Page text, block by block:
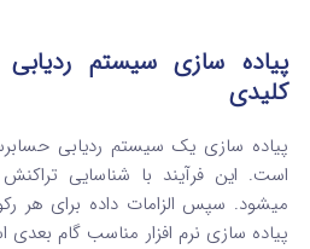
پیاده‌ سازی سیستم
کلیدی
پیاده‌ سازی یک سیستم ردیابی
است. این فرآیند با شناسایی
میشود. سپس الزامات داده برای هر
پیاده‌ سازی نرم‌ افزار مناسب گام